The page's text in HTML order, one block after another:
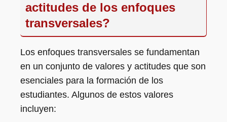
actitudes de los enfoques
transversales?
Los enfoques transversales se fundamentan
en un conjunto de valores y actitudes que son
esenciales para la formación de los
estudiantes. Algunos de estos valores
incluyen: